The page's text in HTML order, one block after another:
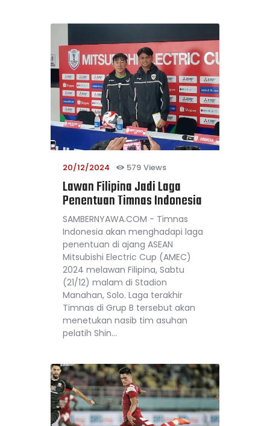
20/12/2024 579 Views
Lawan Filipina Jadi Laga
Penentuan Timnas Indonesia
SAMBERNYAWA.COM - Timnas
Indonesia akan menghadapi laga
penentuan di ajang ASEAN
Mitsubishi Electric Cup (AMEC)
2024 melawan Filipina, Sabtu
(21/12) malam di Stadion
Manahan, Solo. Laga terakhir
Timnas di Grup B tersebut akan
menetukan nasib tim asuhan
pelatih Shin…